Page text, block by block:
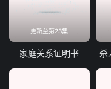
更新至第23集
家庭关系证明书 杀